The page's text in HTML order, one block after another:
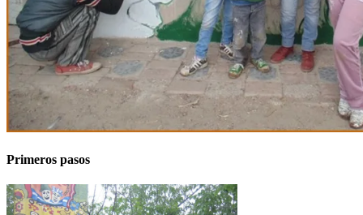
Primeros pasos